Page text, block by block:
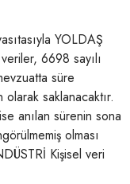
YOLDAŞ
6698 sayılı
süre
saklanacaktır.
anılan sürenin sona
olması
Kişisel veri